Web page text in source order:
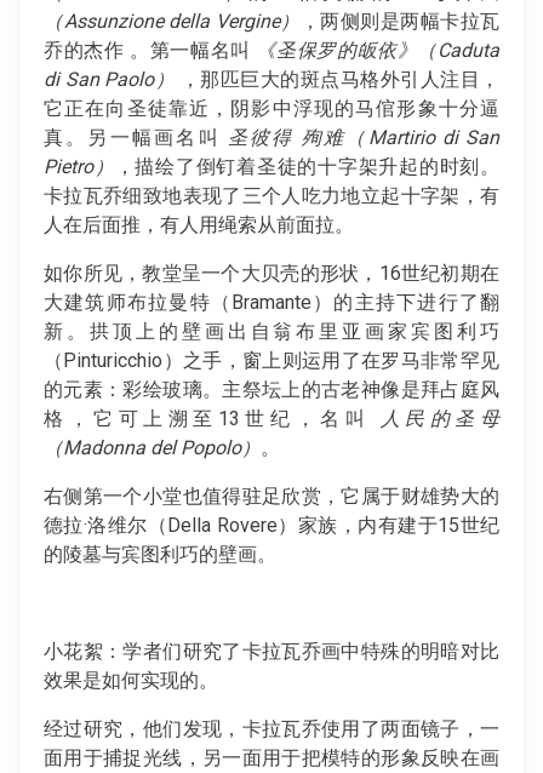
（Assunzione della Vergine）
，两侧则是两幅卡拉瓦
乔的杰作 。第一幅名叫
《圣保罗的皈依》（Caduta
di San Paolo）
，那匹巨大的斑点马格外引人注目，
它正在向圣徒靠近，阴影中浮现的马倌形象十分逼
真。另一幅画名叫
圣彼得 殉难（ Martirio di San
Pietro）
，描绘了倒钉着圣徒的十字架升起的时刻。
卡拉瓦乔细致地表现了三个人吃力地立起十字架，有
人在后面推，有人用绳索从前面拉。
如你所见，教堂呈一个大贝壳的形状，16世纪初期在
大建筑师布拉曼特（Bramante）的主持下进行了翻
新。拱顶上的壁画出自翁布里亚画家宾图利巧
（Pinturicchio）之手，窗上则运用了在罗马非常罕见
的元素：彩绘玻璃。主祭坛上的古老神像是拜占庭风
格，它可上溯至13世纪，名叫
人民的圣母
（Madonna del Popolo） 。
右侧第一个小堂也值得驻足欣赏，它属于财雄势大的
德拉·洛维尔（Della Rovere）家族，内有建于15世纪
的陵墓与宾图利巧的壁画。
小花絮：学者们研究了卡拉瓦乔画中特殊的明暗对比
效果是如何实现的。
经过研究，他们发现，卡拉瓦乔使用了两面镜子，一
面用于捕捉光线，另一面用于把模特的形象反映在画